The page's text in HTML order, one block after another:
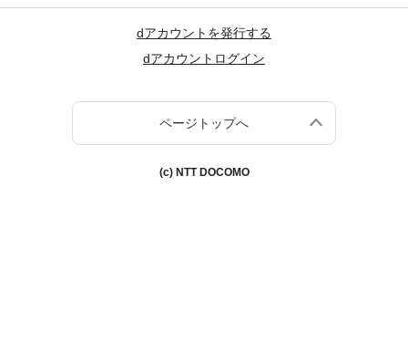
dアカウントを発行する
dアカウントログイン
ページトップへ
(c) NTT DOCOMO